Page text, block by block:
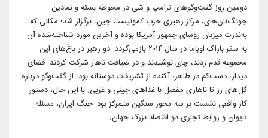
دومین روز گفت‌وگوهای ترامپ و شی در محوطه بسته و نمادین
جونگ‌نان‌های، مرکز رهبری حزب کمونیست چین، برگزار شد؛ مکانی که
به‌ندرت میزبان رؤسای جمهور آمریکا بوده و آخرین مورد شناخته‌شده آن
به سفر باراک اوباما در سال ۲۰۱۴ بازمی‌گردد. دو رهبر در باغ‌های این
مجموعه قدم زدند، چای نوشیدند و در ضیافت ناهار شرکت کردند. فضای
دیدار، دست‌کم در ظاهر، آکنده از تشریفات دوستانه بود؛ از گفت‌وگو درباره
گل‌های رز تا ناهاری مفصل با غذاهای چینی و غربی. با این حال، دستور
کار واقعی نشست بر سه محور سنگین متمرکز بود: جنگ ایران، مسئله
تایوان و روابط تجاری دو اقتصاد بزرگ جهان.